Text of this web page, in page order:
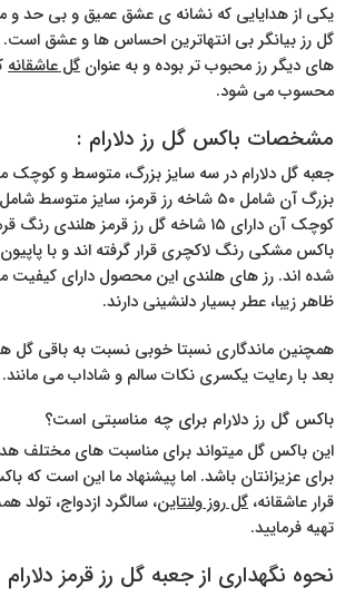
یکی از هدایایی که نشانه ی عشق عمیق و بی حد و
گل رز بیانگر بی انتهاترین احساس ها و عشق
های دیگر رز محبوب تر بوده و به عنوان گل عاشقانه
محسوب می شود.
مشخصات باکس گل رز دلارام :
جعبه گل دلارام در سه سایز بزرگ، متوسط و
کوچک آن دارای ۱۵ شاخه گل رز قرمز
باکس مشکی رنگ لاکچری قرار گرفته اند و با پاپیون
شده اند. رز های هلندی این محصول دارای کیفیت
ظاهر زیبا، عطر بسیار دلنشینی دارند.
همچنین ماندگاری نسبتا خوبی نسبت به باقی گل
بعد با رعایت یکسری نکات سالم و شاداب می مانند.
باکس گل رز دلارام برای چه مناسبتی است؟
این باکس گل میتواند برای مناسبت های مختلف
برای عزیزانتان باشد. اما پیشنهاد ما این است که
قرار عاشقانه، گل روز ولنتاین، سالگرد ازدواج،
تهیه فرمایید.
نحوه نگهداری از جعبه گل رز قرمز دلارام